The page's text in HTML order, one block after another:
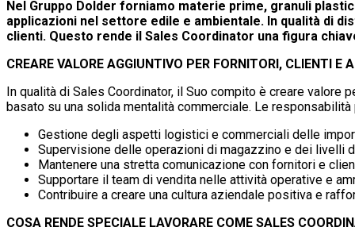
Nel Gruppo Dolder forniamo materie prime, granuli
applicazioni nel settore edile e ambientale. In qualità di
clienti. Questo rende il Sales Coordinator una figura
CREARE VALORE AGGIUNTIVO PER FORNITORI, CLIENTI E
In qualità di Sales Coordinator, il Suo compito è creare
basato su una solida mentalità commerciale. Le responsabilità
Gestione degli aspetti logistici e commerciali delle
Supervisione delle operazioni di magazzino e dei livelli
Mantenere una stretta comunicazione con fornitori e
Supportare il team di vendita nelle attività operative e
Contribuire a creare una cultura aziendale positiva e
COSA RENDE SPECIALE LAVORARE COME SALES